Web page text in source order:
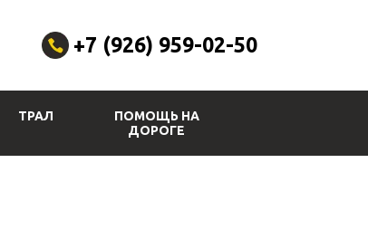
+7 (926) 959-02-50
ТРАЛ
ПОМОЩЬ НА
ДОРОГЕ